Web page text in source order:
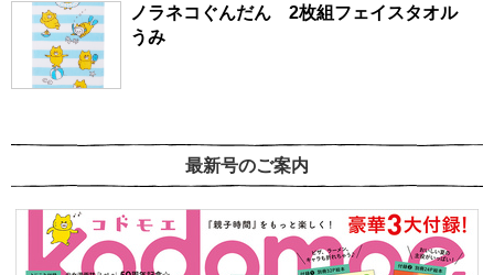
ノラネコぐんだん 2枚組フェイスタオル
うみ
最新号のご案内